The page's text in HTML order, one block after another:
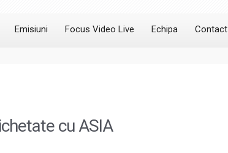
Emisiuni Focus Video Live Echipa Contact
cu ASIA